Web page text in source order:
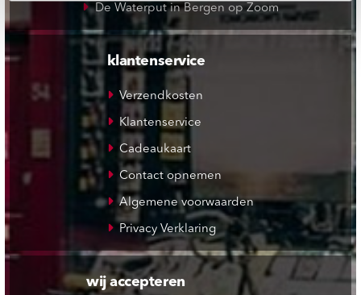
De Waterput in Bergen op Zoom
klantenservice
Verzendkosten
Klantenservice
Cadeaukaart
Contact opnemen
Algemene voorwaarden
Privacy Verklaring
wij accepteren